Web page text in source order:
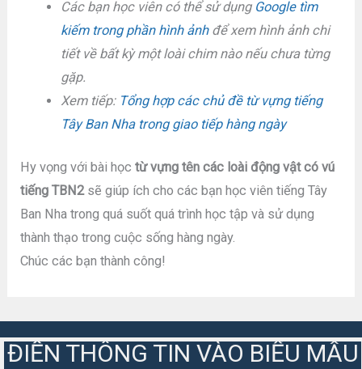
Các bạn học viên có thể sử dụng Google tìm
kiếm trong phần hình ảnhđể xem hình ảnh chi
tiết về bất kỳ một loài chim nào nếu chưa từng
gặp.
Xem tiếp: Tổng hợp các chủ đề từ vựng tiếng
Tây Ban Nha trong giao tiếp hàng ngày
Hy vọng với bài họctừ vựng tên các loài động vật có vú
tiếng TBN2 sẽ giúp ích cho các bạn học viên tiếng Tây
Ban Nha trong quá suốt quá trình học tập và sử dụng
thành thạo trong cuộc sống hàng ngày.
Chúc các bạn thành công!
ĐIỀN THÔNG TIN VÀO BIỂU MẪU